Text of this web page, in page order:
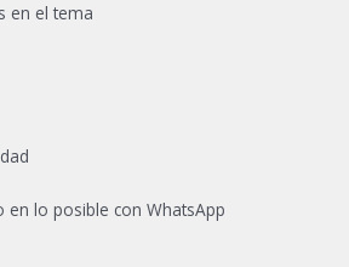
en el tema
en lo posible con WhatsApp